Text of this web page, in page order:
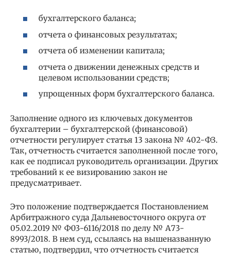
бухгалтерского баланса;
отчета о финансовых результатах;
отчета об изменении капитала;
отчета о движении денежных средств и
целевом использовании средств;
упрощенных форм бухгалтерского баланса.
Заполнение одного из ключевых документов
бухгалтерии – бухгалтерской (финансовой)
отчетности регулирует статья 13 закона № 402-ФЗ.
Так, отчетность считается заполненной после того,
как ее подписал руководитель организации. Других
требований к ее визированию закон не
предусматривает.
Это положение подтверждается Постановлением
Арбитражного суда Дальневосточного округа от
05.02.2019 № Ф03-6116/2018 по делу № А73-
8993/2018. В нем суд, ссылаясь на вышеназванную
статью, подтвердил, что отчетность считается